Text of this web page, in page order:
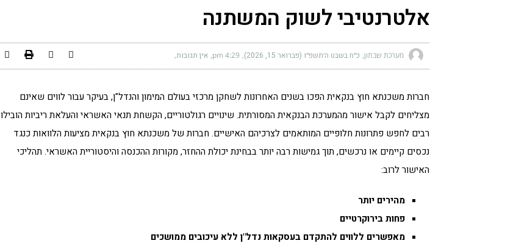
אלטרנטיבי לשוק המשתנה
מערכת שבתון כ״ח בשבט ה׳תשפ״ו (פברואר 15, 2026) 4:29 pm אין תגובות
חברות משכנתא חוץ בנקאית הפכו בשנים האחרונות לשחקן מרכזי בעולם המימון והנדל"ן, בעיקר עבור לווים שאינם
מצליחים לקבל אישור מהמערכת הבנקאית המסורתית. שינויים רגולטוריים, הקשחת תנאי האשראי והעלאת ריביות הובילו
רבים לחפש פתרונות חלופיים המותאמים לצרכיהם האישיים. חברות של משכנתא חוץ בנקאית מציעות הלוואות כנגד
נכסים קיימים או נרכשים, תוך גמישות רבה יותר בבחינת יכולת ההחזר, מקורות ההכנסה והיסטוריית האשראי. תהליכי
האישור לרוב:
מהירים יותר
פחות בירוקרטיים
מאפשרים ללווים להתקדם בעסקאות נדל"ן ללא עיכובים ממושכים